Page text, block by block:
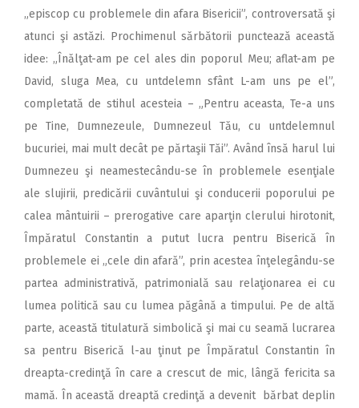
„episcop cu problemele din afara Bisericii”, controversată şi
atunci şi astăzi. Prochimenul sărbătorii punctează această
idee: „Înălţat-am pe cel ales din poporul Meu; aflat-am pe
David, sluga Mea, cu untdelemn sfânt L-am uns pe el”,
completată de stihul acesteia – „Pentru aceasta, Te-a uns
pe Tine, Dumnezeule, Dumnezeul Tău, cu untdelemnul
bucuriei, mai mult decât pe părtaşii Tăi”. Având însă harul lui
Dumnezeu şi neamestecându-se în problemele esenţiale
ale slujirii, predicării cuvântului şi conducerii poporului pe
calea mântuirii – prerogative care aparţin clerului hirotonit,
Împăratul Constantin a putut lucra pentru Biserică în
problemele ei „cele din afară”, prin acestea înţelegându-se
partea administrativă, patrimonială sau relaţionarea ei cu
lumea politică sau cu lumea păgână a timpului. Pe de altă
parte, această titulatură simbolică şi mai cu seamă lucrarea
sa pentru Biserică l-au ţinut pe Împăratul Constantin în
dreapta-credinţă în care a crescut de mic, lângă fericita sa
mamă. În această dreaptă credinţă a devenit bărbat deplin